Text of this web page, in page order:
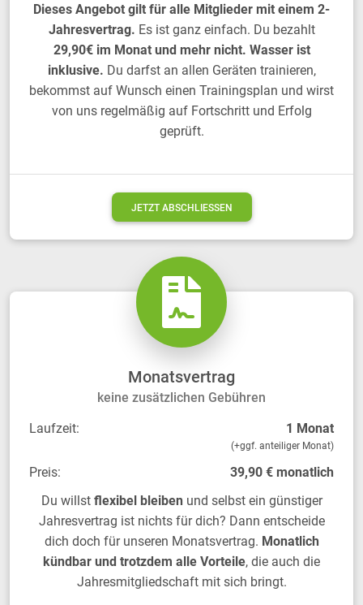
Dieses Angebot gilt für alle Mitglieder mit einem 2-
Jahresvertrag. Es ist ganz einfach. Du bezahlt
29,90€ im Monat und mehr nicht. Wasser ist
inklusive. Du darfst an allen Geräten trainieren,
bekommst auf Wunsch einen Trainingsplan und wirst
von uns regelmäßig auf Fortschritt und Erfolg
geprüft.
JETZT ABSCHLIESSEN
Monatsvertrag
keine zusätzlichen Gebühren
Laufzeit:
1 Monat
(+ggf. anteiliger Monat)
Preis:
39,90 € monatlich
Du willst flexibel bleiben und selbst ein günstiger
Jahresvertrag ist nichts für dich? Dann entscheide
dich doch für unseren Monatsvertrag. Monatlich
kündbar und trotzdem alle Vorteile, die auch die
Jahresmitgliedschaft mit sich bringt.